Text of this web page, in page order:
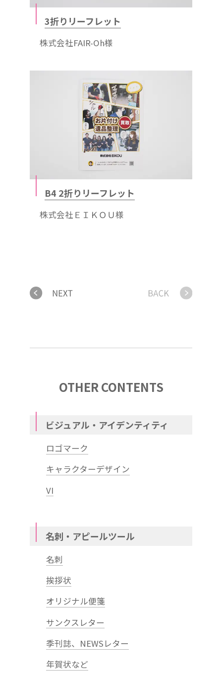
3折りリーフレット
株式会社FAIR-Oh様
B4 2折りリーフレット
株式会社ＥＩＫＯＵ様
OTHER CONTENTS
ビジュアル・アイデンティティ
ロゴマーク
キャラクターデザイン
VI
名刺・アピールツール
名刺
挨拶状
オリジナル便箋
サンクスレター
季刊誌、NEWSレター
年賀状など